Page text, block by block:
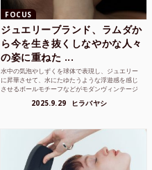
FOCUS
ジュエリーブランド、ラムダか
ら今を生き抜くしなやかな人々
の姿に重ねた ...
水中の気泡やしずくを球体で表現し、ジュエリー
に昇華させて、水にたゆたうような浮遊感を感じ
させるボールモチーフなどがモダンヴィンテージ
2025.9.29 ヒラバヤシ